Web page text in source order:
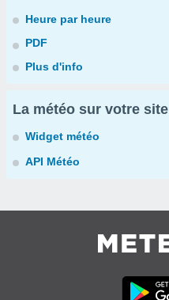
Heure par heure
PDF
Plus d'info
La météo sur votre site
Widget météo
API Météo